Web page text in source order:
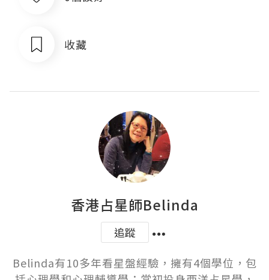
收藏
香港占星師Belinda
追蹤
Belinda有10多年看星盤經驗，擁有4個學位，包